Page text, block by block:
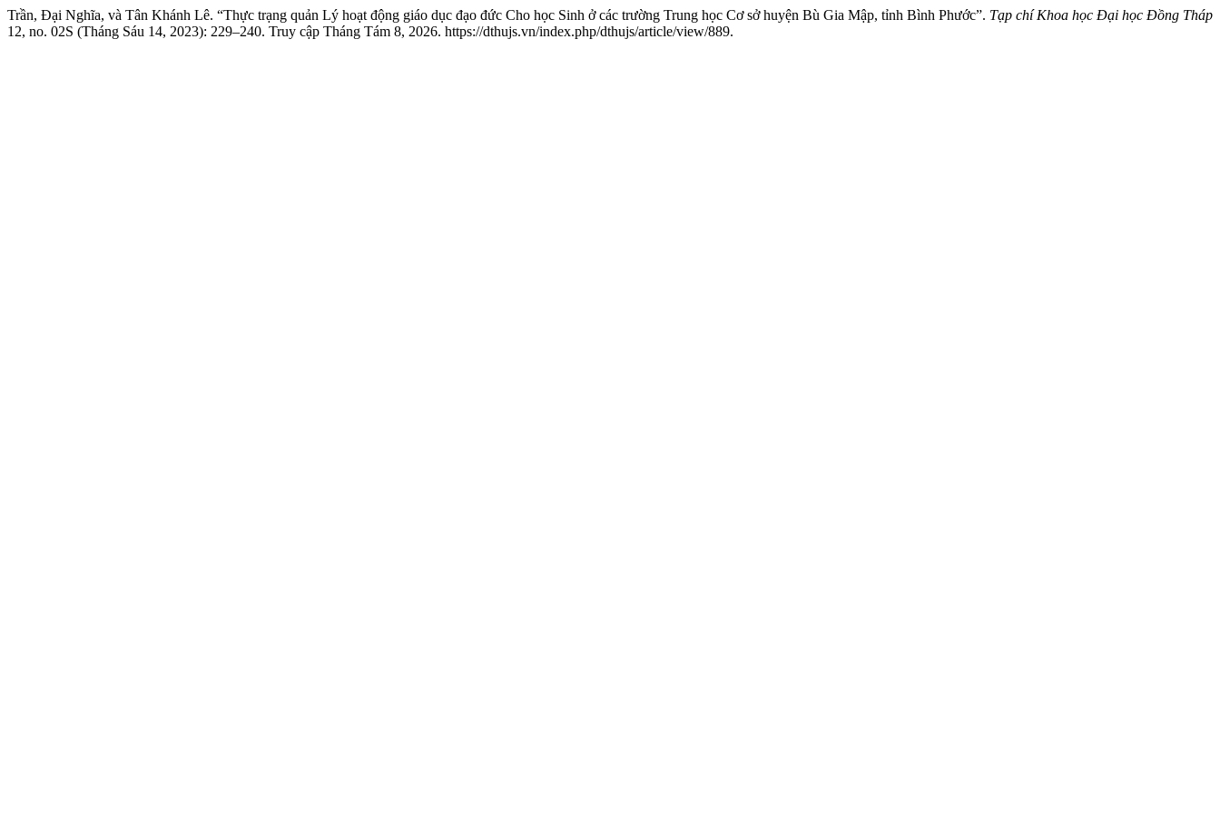
Trần, Đại Nghĩa, và Tân Khánh Lê. “Thực trạng quản Lý hoạt động giáo dục đạo đức Cho học Sinh ở các trường Trung học Cơ sở huyện Bù Gia Mập, tỉnh Bình Phước”. Tạp chí Khoa học Đại học Đồng Tháp
12, no. 02S (Tháng Sáu 14, 2023): 229–240. Truy cập Tháng Tám 8, 2026. https://dthujs.vn/index.php/dthujs/article/view/889.